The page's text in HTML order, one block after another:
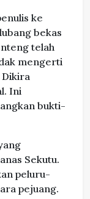
ke
bekas
telah
mengerti
Ini
bukti-
Sekutu.
peluru-
pejuang.